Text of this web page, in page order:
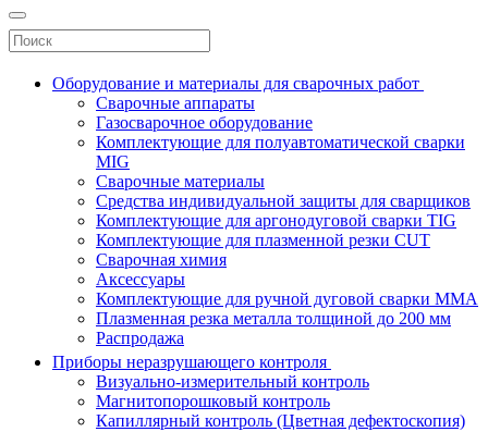
Оборудование и материалы для сварочных работ
Сварочные аппараты
Газосварочное оборудование
Комплектующие для полуавтоматической сварки
MIG
Сварочные материалы
Средства индивидуальной защиты для сварщиков
Комплектующие для аргонодуговой сварки TIG
Комплектующие для плазменной резки CUT
Сварочная химия
Аксессуары
Комплектующие для ручной дуговой сварки MMA
Плазменная резка металла толщиной до 200 мм
Распродажа
Приборы неразрушающего контроля
Визуально-измерительный контроль
Магнитопорошковый контроль
Капиллярный контроль (Цветная дефектоскопия)